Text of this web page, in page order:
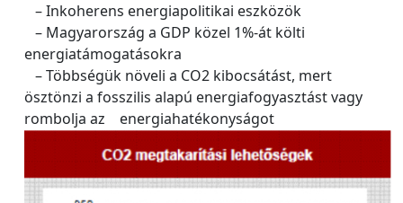
– Inkoherens energiapolitikai eszközök
– Magyarország a GDP közel 1%-át költi
energiatámogatásokra
– Többségük növeli a CO2 kibocsátást, mert
ösztönzi a fosszilis alapú energiafogyasztást vagy
rombolja az energiahatékonyságot